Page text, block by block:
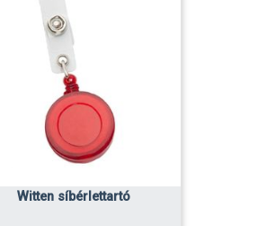
Witten síbérlettartó